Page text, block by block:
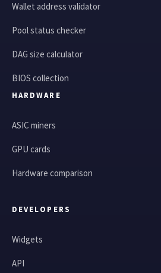
Wallet address validator
Pool status checker
DAG size calculator
BIOS collection
HARDWARE
ASIC miners
GPU cards
Hardware comparison
DEVELOPERS
Widgets
API